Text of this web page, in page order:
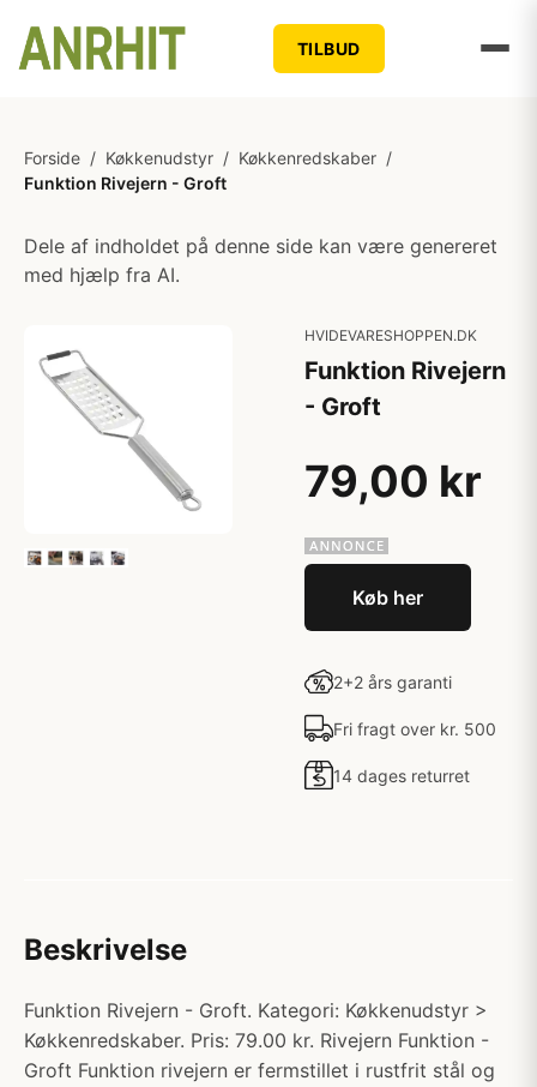
TILBUD
Forside / Køkkenudstyr / Køkkenredskaber /
Funktion Rivejern - Groft
Dele af indholdet på denne side kan være genereret
med hjælp fra AI.
HVIDEVARESHOPPEN.DK
Funktion Rivejern
- Groft
79,00 kr
Køb her
2+2 års garanti
Fri fragt over kr. 500
14 dages returret
Beskrivelse
Funktion Rivejern - Groft. Kategori: Køkkenudstyr >
Køkkenredskaber. Pris: 79.00 kr. Rivejern Funktion -
Groft Funktion rivejern er fermstillet i rustfrit stål og